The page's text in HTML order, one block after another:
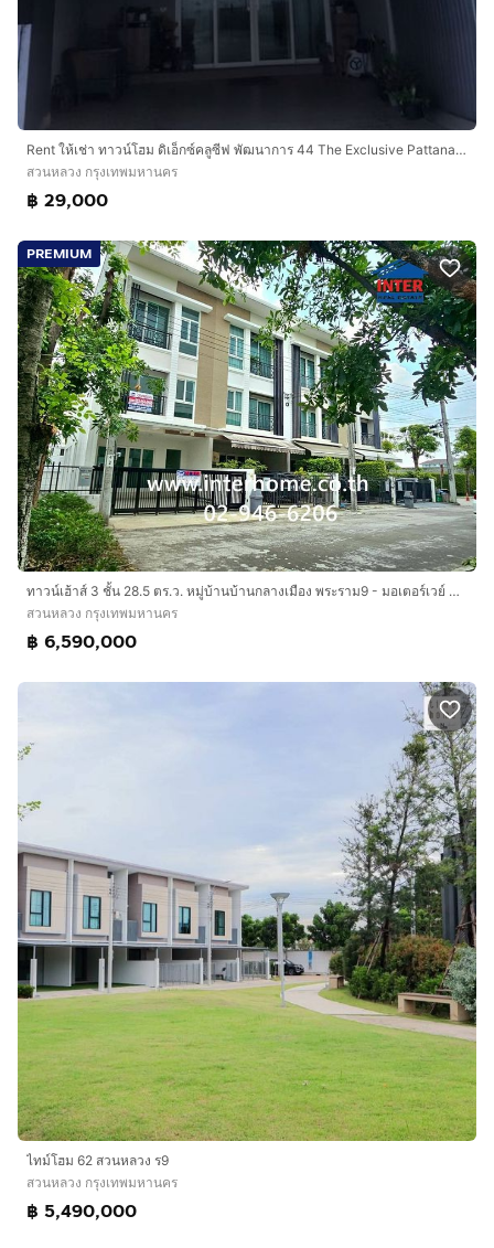
Rent ให้เช่า ทาวน์โฮม ดิเอ็กซ์คลูซีฟ พัฒนาการ 44 The Exclusive Pattanakarn 44
สวนหลวง กรุงเทพมหานคร
฿ 29,000
PREMIUM
ทาวน์เฮ้าส์ 3 ชั้น 28.5 ตร.ว. หมู่บ้านบ้านกลางเมือง พระราม9 - มอเตอร์เวย์ ติดถนนมอเตอร์เวย์ ใกล้รถไฟฟ้าสายสีเหลือง สถานีหัวหมาก ถนนพระราม9
สวนหลวง กรุงเทพมหานคร
฿ 6,590,000
ไทม์โฮม 62 สวนหลวง ร9
สวนหลวง กรุงเทพมหานคร
฿ 5,490,000